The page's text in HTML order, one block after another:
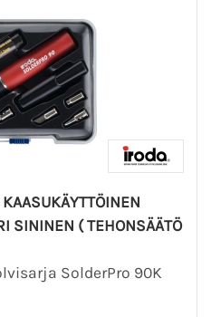
SININEN ( TEHONSÄÄTÖ
SolderPro 90K